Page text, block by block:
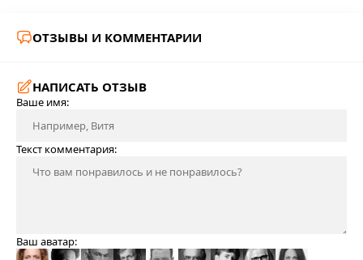
ОТЗЫВЫ И КОММЕНТАРИИ
НАПИСАТЬ ОТЗЫВ
Ваше имя:
Текст комментария:
Ваш аватар: